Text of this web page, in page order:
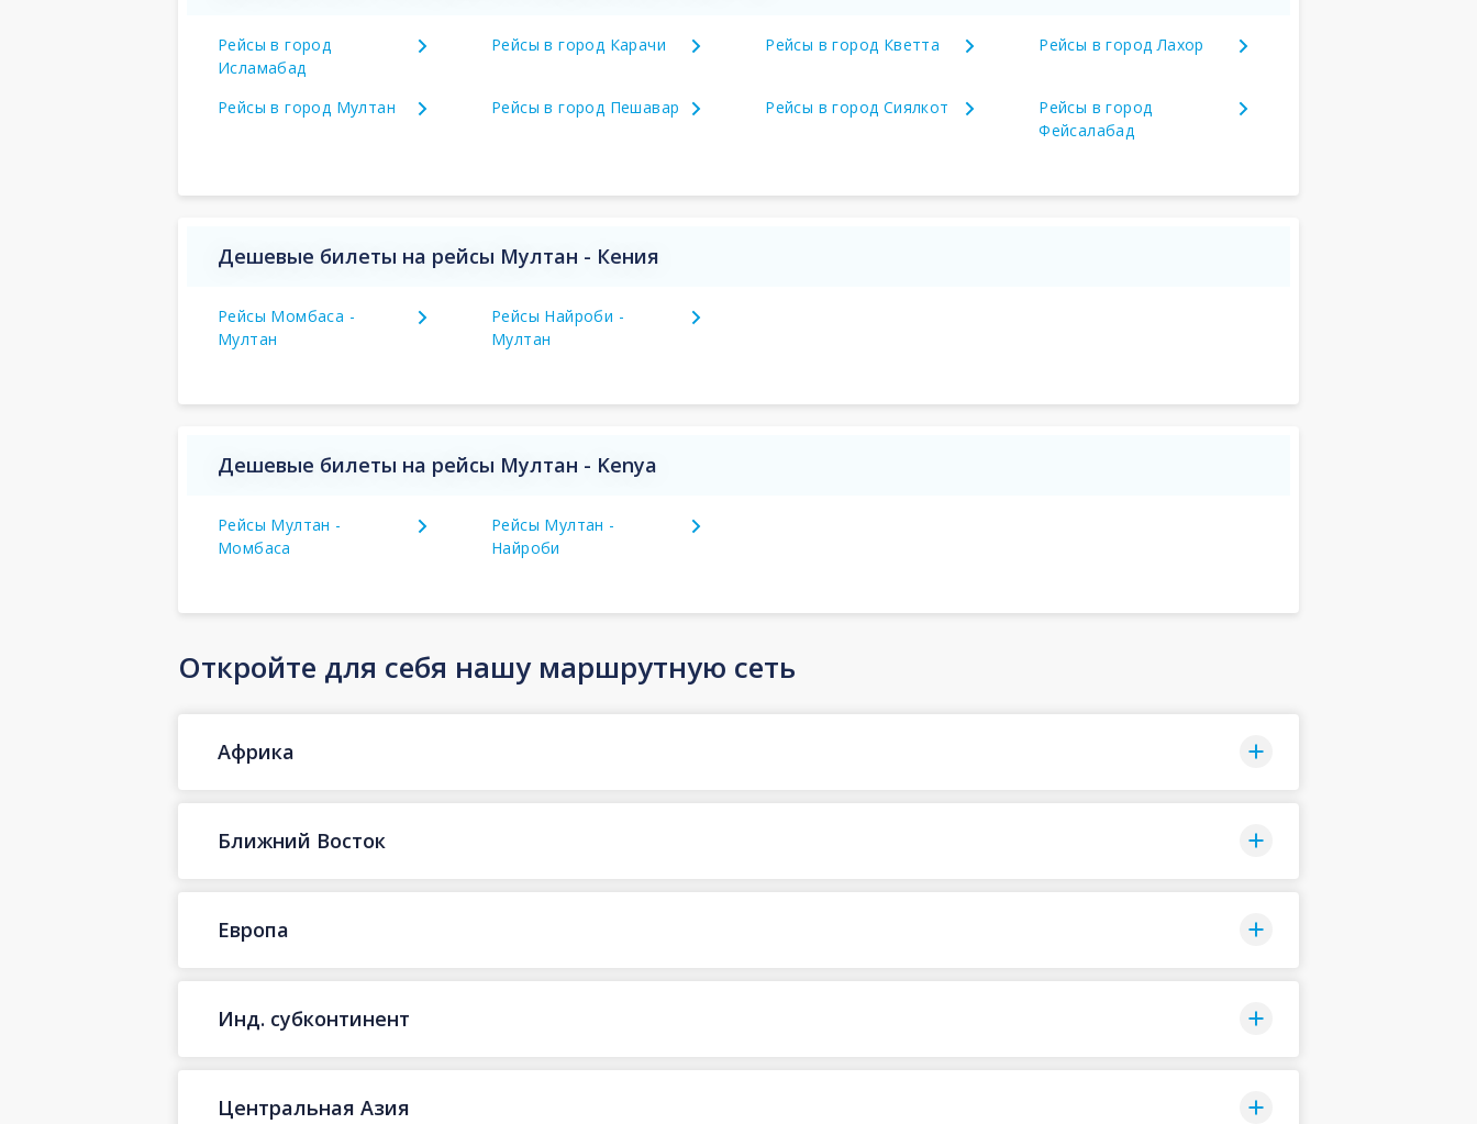
Рейсы в город
Исламабад
Рейсы в город Карачи Рейсы в город Кветта Рейсы в город Лахор
Рейсы в город Мултан Рейсы в город Пешавар Рейсы в город Сиялкот
Рейсы в город
Фейсалабад
Дешевые билеты на рейсы Мултан - Кения
Рейсы Момбаса -
Мултан
Рейсы Найроби -
Мултан
Дешевые билеты на рейсы Мултан - Kenya
Рейсы Мултан -
Момбаса
Рейсы Мултан -
Найроби
Откройте для себя нашу маршрутную сеть
Африка
Ближний Восток
Европа
Инд. субконтинент
Центральная Азия